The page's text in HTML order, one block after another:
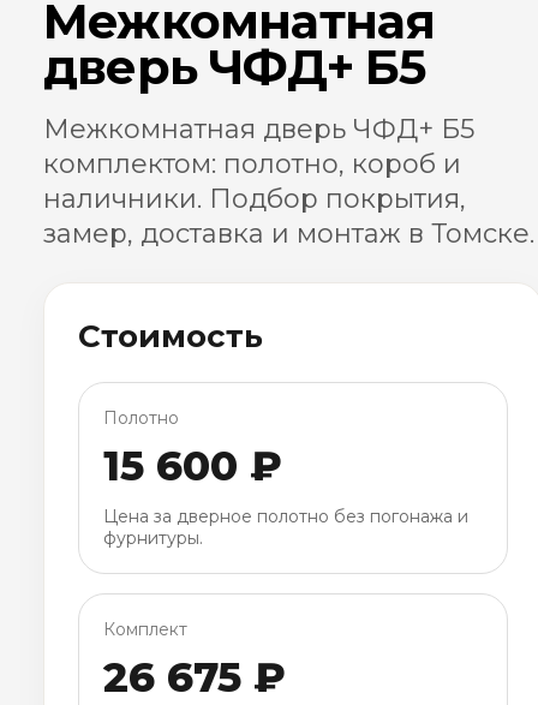
Межкомнатная
дверь ЧФД+ Б5
Межкомнатная дверь ЧФД+ Б5
комплектом: полотно, короб и
наличники. Подбор покрытия,
замер, доставка и монтаж в Томске.
Стоимость
Полотно
15 600 ₽
Цена за дверное полотно без погонажа и
фурнитуры.
Комплект
26 675 ₽